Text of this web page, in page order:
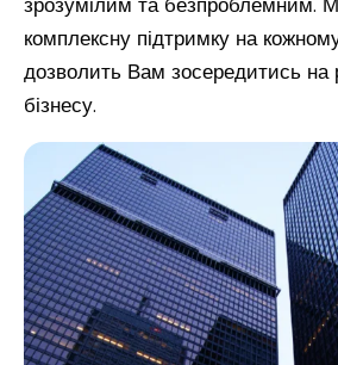
комплексну підтримку на
дозволить Вам зосередитись на
бізнесу.